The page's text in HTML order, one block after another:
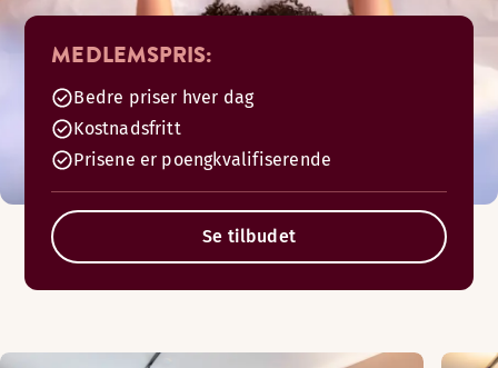
MEDLEMSPRIS:
Bedre priser hver dag
Kostnadsfritt
Prisene er poengkvalifiserende
Se tilbudet